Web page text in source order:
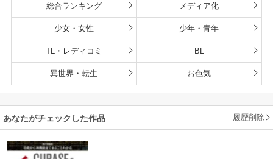
総合ランキング メディア化
少女・女性 少年・青年
TL・レディコミ BL
異世界・転生 お色気
あなたがチェックした作品 履歴削除